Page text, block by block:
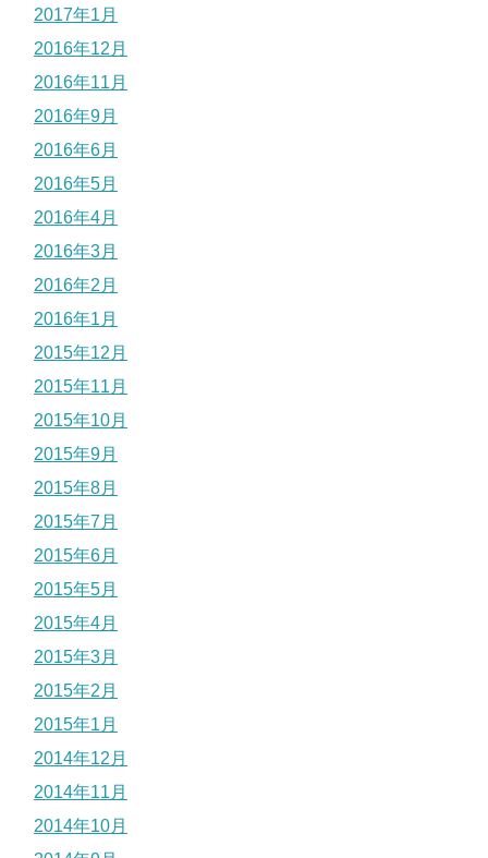
2017年1月
2016年12月
2016年11月
2016年9月
2016年6月
2016年5月
2016年4月
2016年3月
2016年2月
2016年1月
2015年12月
2015年11月
2015年10月
2015年9月
2015年8月
2015年7月
2015年6月
2015年5月
2015年4月
2015年3月
2015年2月
2015年1月
2014年12月
2014年11月
2014年10月